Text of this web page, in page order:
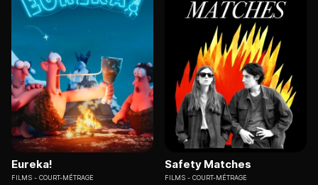
Eureka!
FILMS COURT-MÉTRAGE
Safety Matches
FILMS COURT-MÉTRAGE